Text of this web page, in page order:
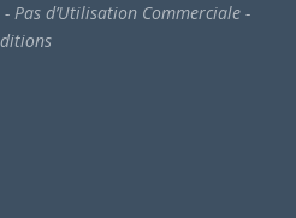
d’Utilisation Commerciale -